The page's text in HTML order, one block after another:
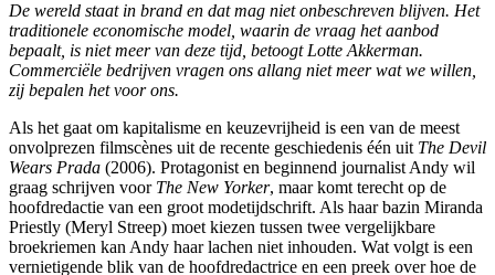
De wereld staat in brand en dat mag niet onbeschreven blijven. Het
traditionele economische model, waarin de vraag het aanbod
bepaalt, is niet meer van deze tijd, betoogt Lotte Akkerman.
Commerciële bedrijven vragen ons allang niet meer wat we willen,
zij bepalen het voor ons.
Als het gaat om kapitalisme en keuzevrijheid is een van de meest
onvolprezen filmscènes uit de recente geschiedenis één uit The Devil
Wears Prada (2006). Protagonist en beginnend journalist Andy wil
graag schrijven voor The New Yorker, maar komt terecht op de
hoofdredactie van een groot modetijdschrift. Als haar bazin Miranda
Priestly (Meryl Streep) moet kiezen tussen twee vergelijkbare
broekriemen kan Andy haar lachen niet inhouden. Wat volgt is een
vernietigende blik van de hoofdredactrice en een preek over hoe de